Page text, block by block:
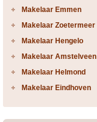
Makelaar Emmen
Makelaar Zoetermeer
Makelaar Hengelo
Makelaar Amstelveen
Makelaar Helmond
Makelaar Eindhoven